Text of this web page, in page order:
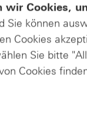
wir Cookies,
Sie können
Cookies
Sie bitte
Cookies